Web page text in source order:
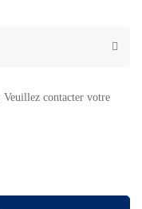
contacter votre